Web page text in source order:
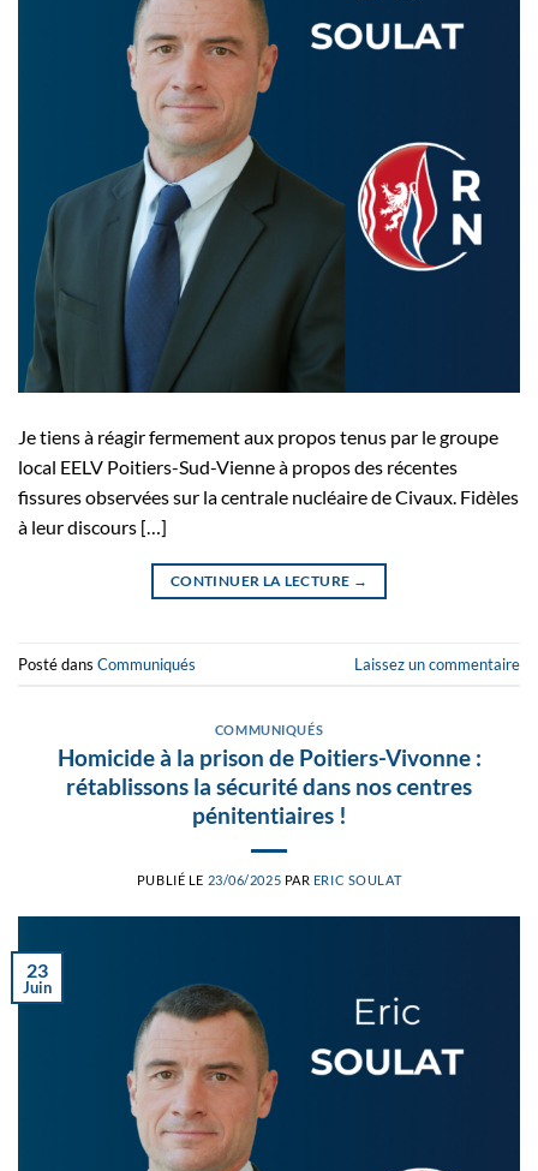
Je tiens à réagir fermement aux propos tenus par le groupe
local EELV Poitiers-Sud-Vienne à propos des récentes
fissures observées sur la centrale nucléaire de Civaux. Fidèles
à leur discours […]
CONTINUER LA LECTURE →
Posté dans Communiqués Laissez un commentaire
COMMUNIQUÉS
Homicide à la prison de Poitiers-Vivonne :
rétablissons la sécurité dans nos centres
pénitentiaires !
PUBLIÉ LE 23/06/2025 PAR ERIC SOULAT
23
Juin